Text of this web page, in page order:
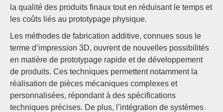
la qualité des produits finaux tout en réduisant le temps et
les coûts liés au prototypage physique.
Les méthodes de fabrication additive, connues sous le
terme d’impression 3D, ouvrent de nouvelles possibilités
en matière de prototypage rapide et de développement
de produits. Ces techniques permettent notamment la
réalisation de pièces mécaniques complexes et
personnalisées, répondant à des spécifications
techniques précises. De plus, l’intégration de systèmes